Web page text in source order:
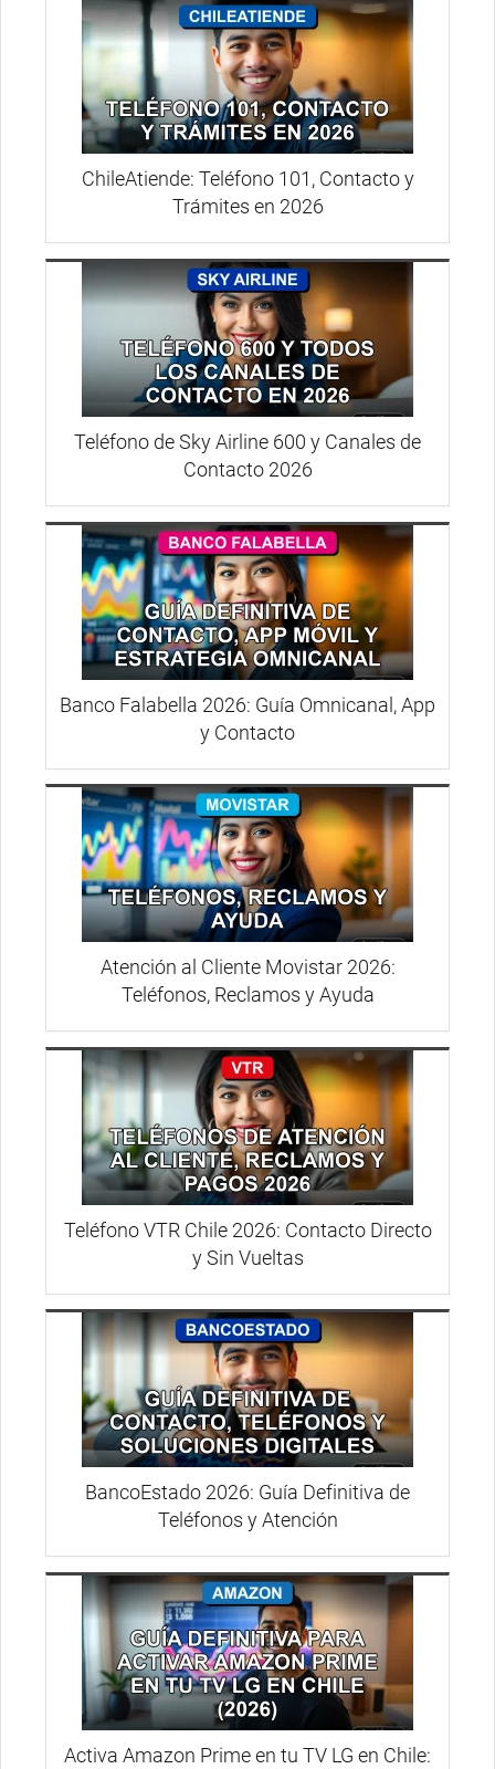
ChileAtiende: Teléfono 101, Contacto y
Trámites en 2026
Teléfono de Sky Airline 600 y Canales de
Contacto 2026
Banco Falabella 2026: Guía Omnicanal, App
y Contacto
Atención al Cliente Movistar 2026:
Teléfonos, Reclamos y Ayuda
Teléfono VTR Chile 2026: Contacto Directo
y Sin Vueltas
BancoEstado 2026: Guía Definitiva de
Teléfonos y Atención
Activa Amazon Prime en tu TV LG en Chile: